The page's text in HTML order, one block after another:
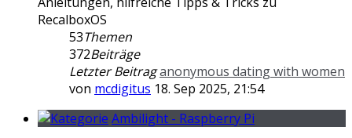
RecalboxOS
53Themen
372Beiträge
Letzter Beitraganonymous dating with women
von mcdigitus 18. Sep 2025, 21:54
Ambilight - Raspberry Pi